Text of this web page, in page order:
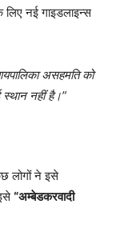
नई गाइडलाइन्स
असहमति को
स्थान नहीं है।”
लोगों ने इसे
“अम्बेडकरवादी